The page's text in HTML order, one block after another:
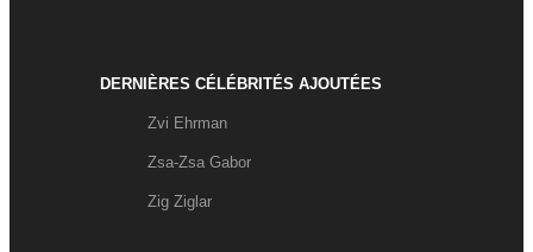
DERNIÈRES CÉLÉBRITÉS AJOUTÉES
Zvi Ehrman
Zsa-Zsa Gabor
Zig Ziglar